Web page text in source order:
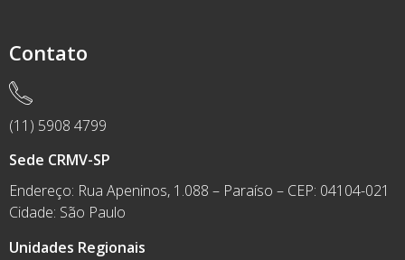
Contato
(11) 5908 4799
Sede CRMV-SP
Endereço: Rua Apeninos, 1.088 – Paraíso – CEP: 04104-021
Cidade: São Paulo
Unidades Regionais